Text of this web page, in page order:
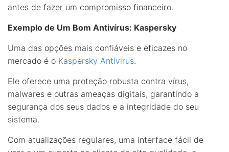
antes de fazer um compromisso financeiro.
Exemplo de Um Bom Antivírus: Kaspersky
Uma das opções mais confiáveis e eficazes no
mercado é o Kaspersky Antivirus.
Ele oferece uma proteção robusta contra vírus,
malwares e outras ameaças digitais, garantindo a
segurança dos seus dados e a integridade do seu
sistema.
Com atualizações regulares, uma interface fácil de